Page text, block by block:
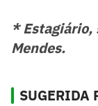
* Estagiário,
Mendes.
SUGERIDA